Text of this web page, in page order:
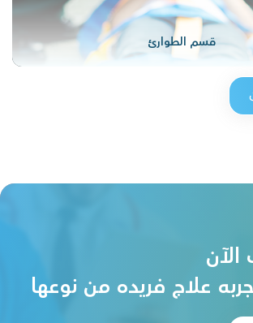
قسم الطوارئ
علاج فريده من نوعها